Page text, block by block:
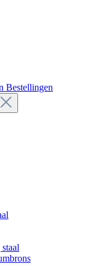
Bestellingen